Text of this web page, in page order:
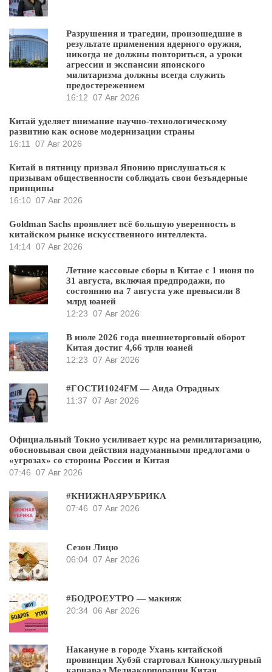
Разрушения и трагедии, произошедшие в
результате применения ядерного оружия,
никогда не должны повториться, а уроки
агрессии и экспансии японского
милитаризма должны всегда служить
предостережением
16:12 07 Авг 2026
Китай уделяет внимание научно-технологическому
развитию как основе модернизации страны
16:11
07 Авг 2026
Китай в пятницу призвал Японию прислушаться к
призывам общественности соблюдать свои безъядерные
принципы
16:10 07 Авг 2026
Goldman Sachs проявляет всё большую уверенность в
китайском рынке искусственного интеллекта.
14:14 07 Авг 2026
Летние кассовые сборы в Китае с 1 июня по
31 августа, включая предпродажи, по
состоянию на 7 августа уже превысили 8
млрд юаней
12:23 07 Авг 2026
В июле 2026 года внешнеторговый оборот
Китая достиг 4,66 трлн юаней
12:23 07 Авг 2026
#ГОСТИ1024FM — Аида Отрадных
11:37 07 Авг 2026
Официальный Токио усиливает курс на ремилитаризацию,
обосновывая свои действия надуманными предлогами о
«угрозах» со стороны России и Китая
07:46 07 Авг 2026
#КНИЖНАЯРУБРИКА
07:46 07 Авг 2026
Сезон Лицю
06:04 07 Авг 2026
#БОДРОЕУТРО — макияж
20:34 06 Авг 2026
Накануне в городе Ухань китайской
провинции Хубэй стартовал Кинокультурный